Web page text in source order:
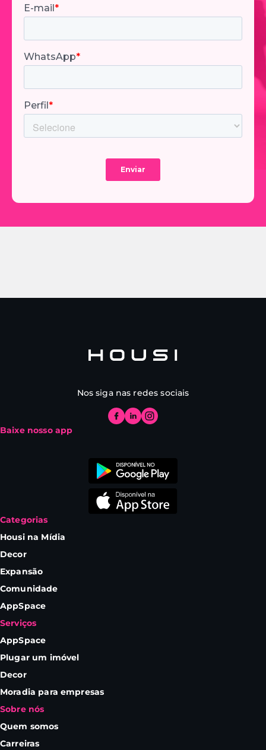
Nos siga nas redes sociais
Baixe nosso app
Categorias
Housi na Mídia
Decor
Expansão
Comunidade
AppSpace
Serviços
AppSpace
Plugar um imóvel
Decor
Moradia para empresas
Sobre nós
Quem somos
Carreiras